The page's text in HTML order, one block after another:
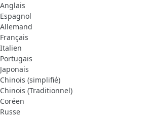
Anglais
Espagnol
Allemand
Français
Italien
Portugais
Japonais
Chinois (simplifié)
Chinois (Traditionnel)
Coréen
Russe